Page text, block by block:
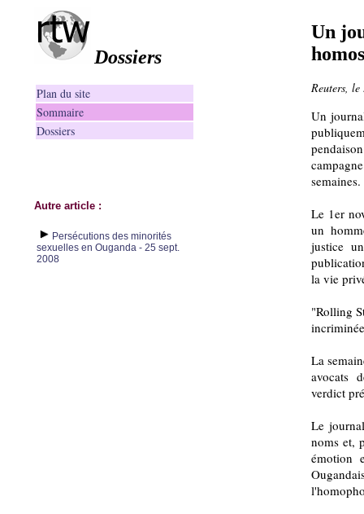
Dossiers
Plan du site
Sommaire
Dossiers
Autre article :
Persécutions des minorités
sexuelles en Ouganda - 25 sept.
2008
Un
Reuters, le
Un
semaines.
Le 1er
un
justice
la vie
"Rolling
La
avocats
verdict
Le
noms et,
émotion